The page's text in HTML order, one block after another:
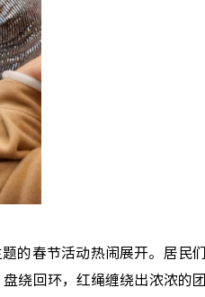
春节活动热闹展开。居民们
绕回环，红绳缠绕出浓浓的团